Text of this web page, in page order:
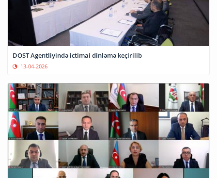
DOST Agentliyində ictimai dinləmə keçirilib
13-04-2026